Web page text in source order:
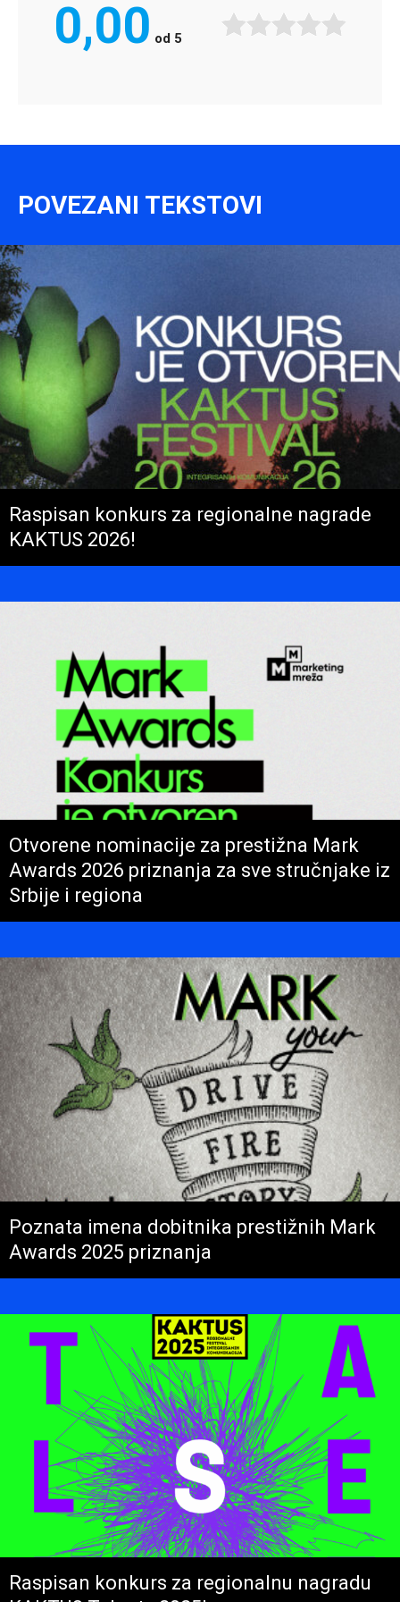
0,00 od 5
POVEZANI TEKSTOVI
Raspisan konkurs za regionalne nagrade
KAKTUS 2026!
Otvorene nominacije za prestižna Mark
Awards 2026 priznanja za sve stručnjake iz
Srbije i regiona
Poznata imena dobitnika prestižnih Mark
Awards 2025 priznanja
Raspisan konkurs za regionalnu nagradu